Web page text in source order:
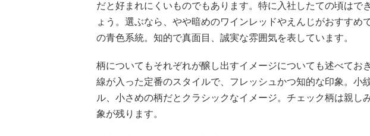
だと好まれにくいものでもあります。特に入社したての頃はで
ょう。選ぶなら、やや暗めのワインレッドやえんじがおすすめ
の青色系統。知的で真面目、誠実な雰囲気を表しています。
柄についてもそれぞれが醸し出すイメージについても述べてお
線が入った定番のスタイルで、フレッシュかつ知的な印象。小
ル、小さめの柄だとクラシックなイメージ。チェック柄は親し
象が残ります。